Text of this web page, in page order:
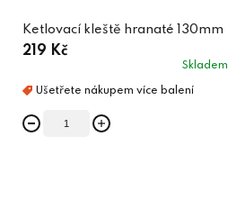
Ketlovací kleště hranaté 130mm
219 Kč
Skladem